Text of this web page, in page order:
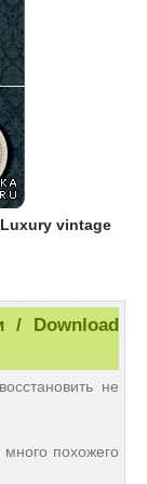
vintage
/ Download
не
похожего